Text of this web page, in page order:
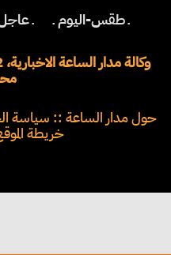
ـ طقس-اليوم ـ
ـ
حول مدار الساعة :: سياسة
خريطة